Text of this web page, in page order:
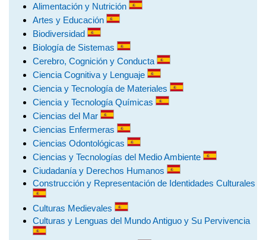
Alimentación y Nutrición
Artes y Educación
Biodiversidad
Biología de Sistemas
Cerebro, Cognición y Conducta
Ciencia Cognitiva y Lenguaje
Ciencia y Tecnología de Materiales
Ciencia y Tecnología Químicas
Ciencias del Mar
Ciencias Enfermeras
Ciencias Odontológicas
Ciencias y Tecnologías del Medio Ambiente
Ciudadanía y Derechos Humanos
Construcción y Representación de Identidades Culturales
Culturas Medievales
Culturas y Lenguas del Mundo Antiguo y Su Pervivencia